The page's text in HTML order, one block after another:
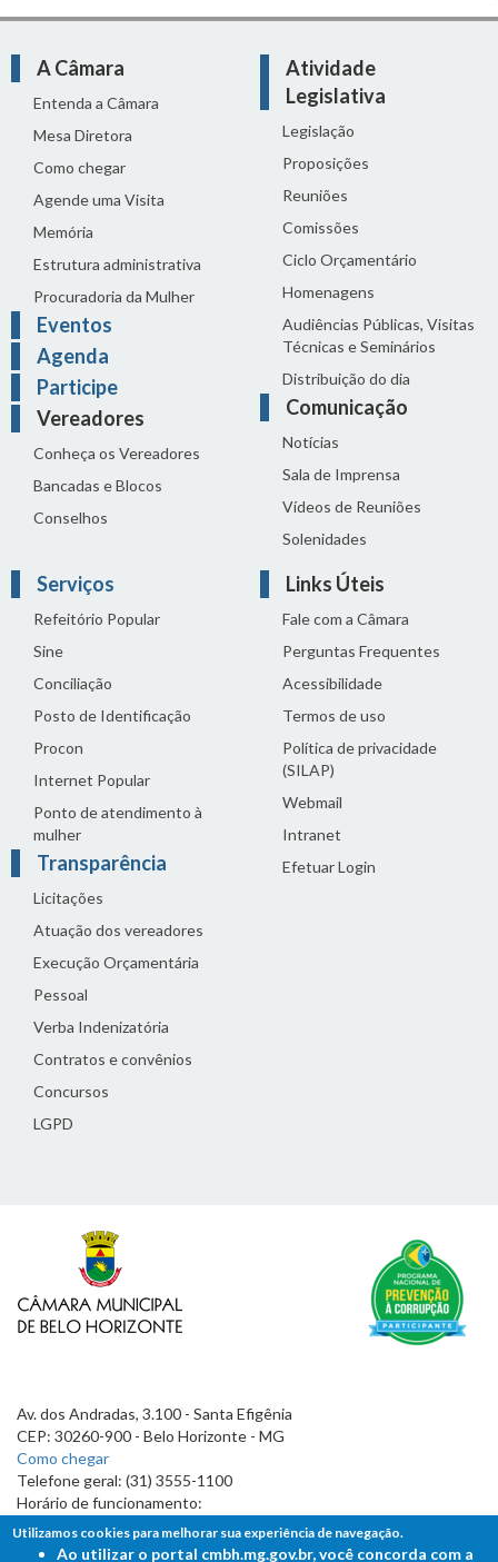
A Câmara
Entenda a Câmara
Mesa Diretora
Como chegar
Agende uma Visita
Memória
Estrutura administrativa
Procuradoria da Mulher
Eventos
Agenda
Participe
Vereadores
Conheça os Vereadores
Bancadas e Blocos
Conselhos
Atividade
Legislativa
Legislação
Proposições
Reuniões
Comissões
Ciclo Orçamentário
Homenagens
Audiências Públicas, Visitas
Técnicas e Seminários
Distribuição do dia
Comunicação
Notícias
Sala de Imprensa
Vídeos de Reuniões
Solenidades
Serviços
Refeitório Popular
Sine
Conciliação
Posto de Identificação
Procon
Internet Popular
Ponto de atendimento à
mulher
Transparência
Licitações
Atuação dos vereadores
Execução Orçamentária
Pessoal
Verba Indenizatória
Contratos e convênios
Concursos
LGPD
Links Úteis
Fale com a Câmara
Perguntas Frequentes
Acessibilidade
Termos de uso
Política de privacidade
(SILAP)
Webmail
Intranet
Efetuar Login
Av. dos Andradas, 3.100 - Santa Efigênia
CEP: 30260-900 - Belo Horizonte - MG
Como chegar
Telefone geral: (31) 3555-1100
Horário de funcionamento:
7h às 19h
Utilizamos cookies para melhorar sua experiência de navegação.
Ao utilizar o portal cmbh.mg.gov.br, você concorda com a